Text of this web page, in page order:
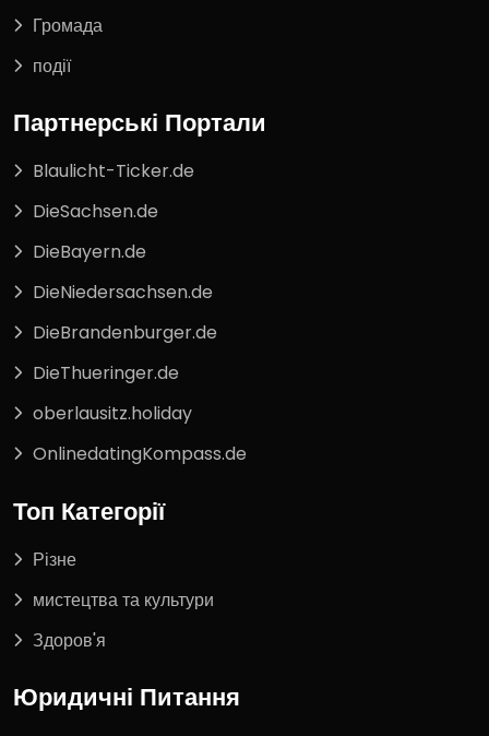
Громада
події
Партнерські Портали
Blaulicht-Ticker.de
DieSachsen.de
DieBayern.de
DieNiedersachsen.de
DieBrandenburger.de
DieThueringer.de
oberlausitz.holiday
OnlinedatingKompass.de
Топ Категорії
Різне
мистецтва та культури
Здоров'я
Юридичні Питання